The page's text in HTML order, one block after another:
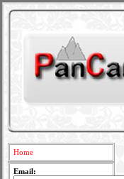
Home
Email: